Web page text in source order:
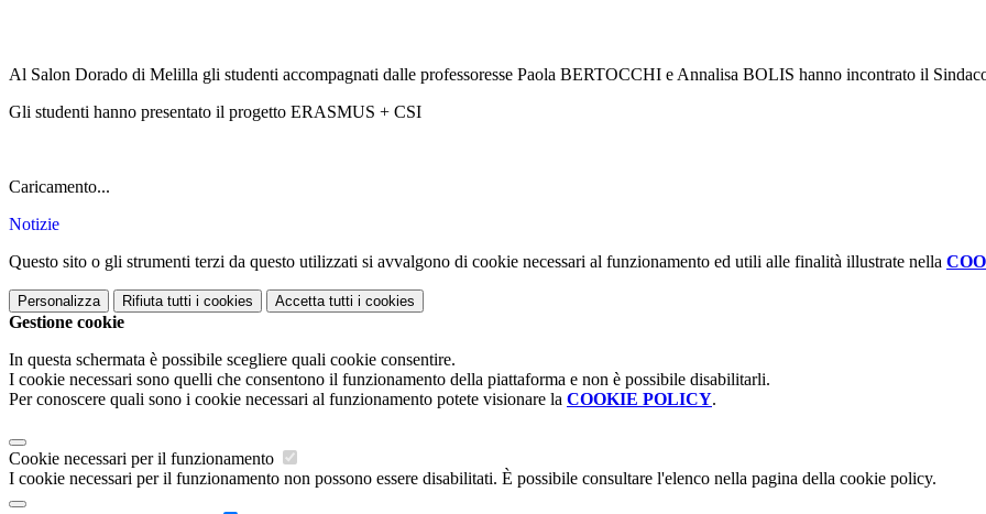
Al Salon Dorado di Melilla gli studenti accompagnati dalle professoresse Paola BERTOCCHI e Annalisa BOLIS hanno incontrato il
Gli studenti hanno presentato il progetto ERASMUS + CSI
Caricamento...
Notizie
Questo sito o gli strumenti terzi da questo utilizzati si avvalgono di cookie necessari al funzionamento ed utili alle finalità illustrate nella
Personalizza Rifiuta tutti i cookies Accetta tutti i cookies
Gestione cookie
In questa schermata è possibile scegliere quali cookie consentire.
I cookie necessari sono quelli che consentono il funzionamento della piattaforma e non è possibile disabilitarli.
Per conoscere quali sono i cookie necessari al funzionamento potete visionare la COOKIE POLICY.
Cookie necessari per il funzionamento
I cookie necessari per il funzionamento non possono essere disabilitati. È possibile consultare l'elenco nella pagina della cookie policy.